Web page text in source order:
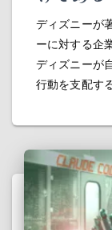
ディズニーが
ーに対する企
ディズニーが
行動を支配す